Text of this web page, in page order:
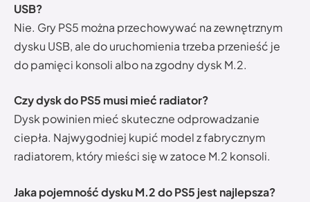
USB?
Nie. Gry PS5 można przechowywać na zewnętrznym
dysku USB, ale do uruchomienia trzeba przenieść je
do pamięci konsoli albo na zgodny dysk M.2.
Czy dysk do PS5 musi mieć radiator?
Dysk powinien mieć skuteczne odprowadzanie
ciepła. Najwygodniej kupić model z fabrycznym
radiatorem, który mieści się w zatoce M.2 konsoli.
Jaka pojemność dysku M.2 do PS5 jest najlepsza?